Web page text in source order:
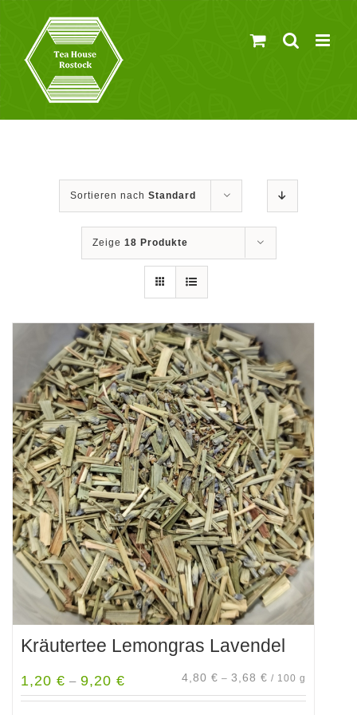
springen
Sortieren nach Standard
Zeige 18 Produkte
Kräutertee Lemongras Lavendel
1,20 € – 9,20 € 4,80 € – 3,68 € / 100 g